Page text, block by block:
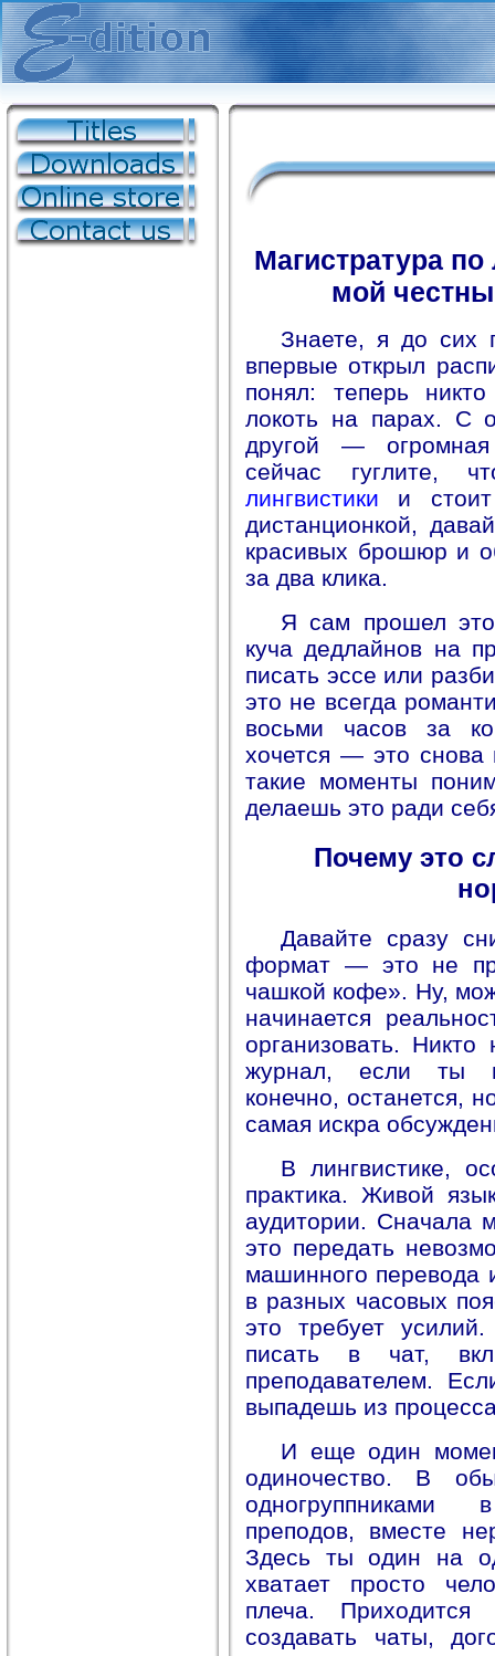
Магистратура
мой
Знаете, я до сих
впервые открыл
понял: теперь
локоть на парах. С
другой — огромная
сейчас гуглите,
лингвистики и
дистанционкой,
красивых брошюр и
за два клика.
Я сам прошел
куча дедлайнов на
писать эссе или
это не всегда
восьми часов за
хочется — это
такие моменты
делаешь это ради
Почему это
Давайте сразу
формат — это не
чашкой кофе». Ну,
начинается
организовать.
журнал, если ты
конечно, останется,
самая искра
В лингвистике,
практика. Живой
аудитории. Сначала
это передать
машинного перевода
в разных часовых
это требует
писать в чат,
преподавателем.
выпадешь из
И еще один
одиночество. В
преподов, вместе
Здесь ты один на
хватает просто
плеча.
создавать чаты,